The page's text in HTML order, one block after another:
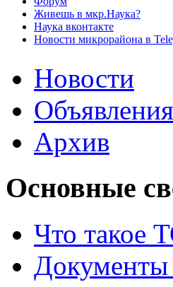
Живешь в мкр.Наука?
Наука вконтакте
Новости микрорайона в
Новости
Объявления
Архив
Основные
Что такое